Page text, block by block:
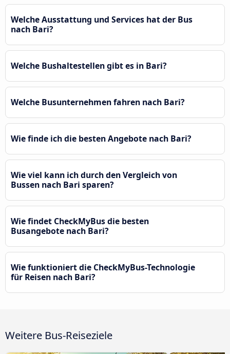
Welche Ausstattung und Services hat der Bus
nach Bari?
Welche Bushaltestellen gibt es in Bari?
Welche Busunternehmen fahren nach Bari?
Wie finde ich die besten Angebote nach Bari?
Wie viel kann ich durch den Vergleich von
Bussen nach Bari sparen?
Wie findet CheckMyBus die besten
Busangebote nach Bari?
Wie funktioniert die CheckMyBus-Technologie
für Reisen nach Bari?
Weitere Bus-Reiseziele